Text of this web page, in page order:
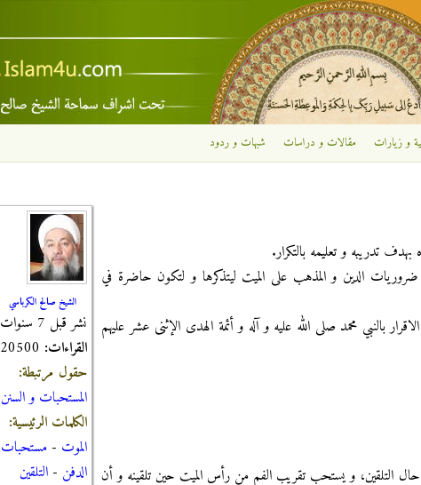
تجاوز إلى المحتوى الرئيسي
و زيارات مقالات و دراسات شبهات و ردود
الشيخ صالح الكرباسي
نشر قبل 7 سنوات
القراءات:
حقول مرتبطة:
المستحبات و السنن
الكلمات الرئيسية:
الموت - مستحبات
الدفن - التلقين
بهدف تدريبه و تعليمه بالتكرار.
ضروريات الدين و المذهب على الميت ليتذكرها و لتكون حاضرة في
بالنبي محمد صلى الله عليه و آله و أئمة الهدى الإثنى عشر عليهم
حال التلقين، و يستحب تقريب الفم من رأس الميت حين تلقينه و أن